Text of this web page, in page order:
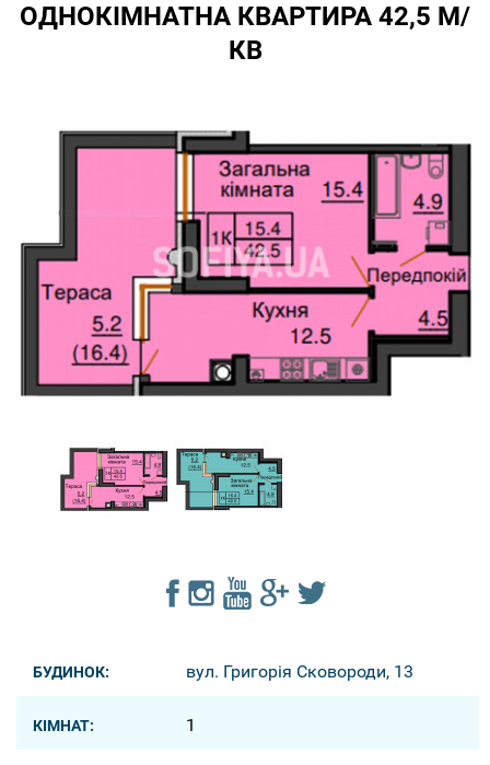
ОДНОКІМНАТНА КВАРТИРА 42,5 М/
КВ
БУДИНОК: вул. Григорія Сковороди, 13
КІМНАТ: 1